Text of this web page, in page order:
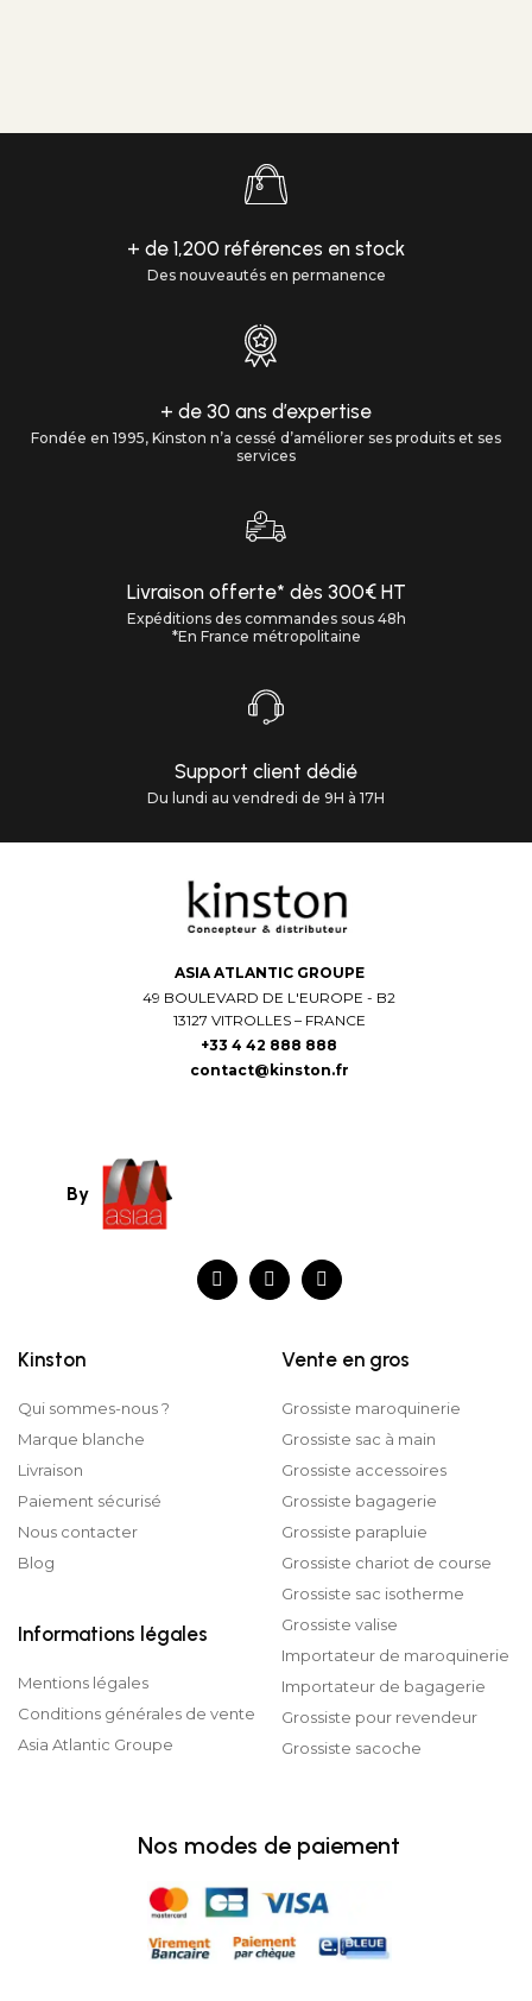
+ de 1,200 références en stock
Des nouveautés en permanence
+ de 30 ans d’expertise
Fondée en 1995, Kinston n’a cessé d’améliorer ses produits et ses
services
Livraison offerte* dès 300€ HT
Expéditions des commandes sous 48h
*En France métropolitaine
Support client dédié
Du lundi au vendredi de 9H à 17H
ASIA ATLANTIC GROUPE
49 BOULEVARD DE L'EUROPE - B2
13127 VITROLLES – FRANCE
+33 4 42 888 888
contact@kinston.fr
By
Kinston
Qui sommes-nous ?
Marque blanche
Livraison
Paiement sécurisé
Nous contacter
Blog
Informations légales
Mentions légales
Conditions générales de vente
Asia Atlantic Groupe
Vente en gros
Grossiste maroquinerie
Grossiste sac à main
Grossiste accessoires
Grossiste bagagerie
Grossiste parapluie
Grossiste chariot de course
Grossiste sac isotherme
Grossiste valise
Importateur de maroquinerie
Importateur de bagagerie
Grossiste pour revendeur
Grossiste sacoche
Nos modes de paiement